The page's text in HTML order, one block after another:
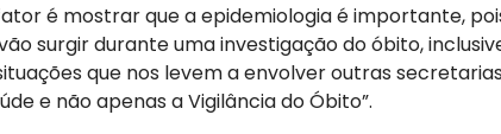
é mostrar que a epidemiologia é importante,
surgir durante uma investigação do óbito,
que nos levem a envolver outras
e não apenas a Vigilância do Óbito”.